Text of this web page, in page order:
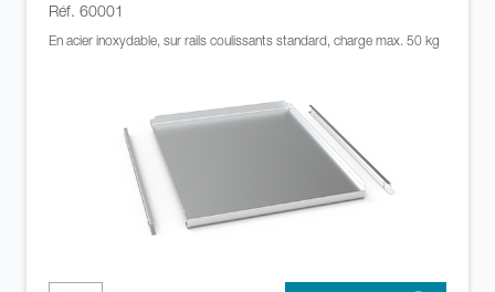
Réf. 60001
En acier inoxydable, sur rails coulissants standard, charge max. 50 kg